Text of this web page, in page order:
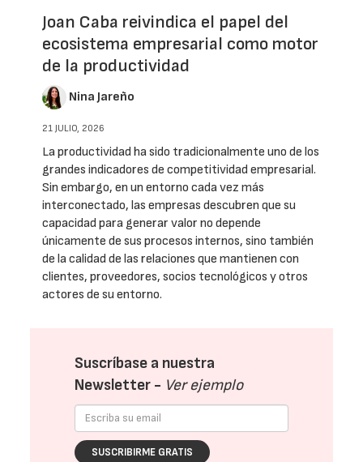
Joan Caba reivindica el papel del
ecosistema empresarial como motor
de la productividad
Nina Jareño
21 JULIO, 2026
La productividad ha sido tradicionalmente uno de los
grandes indicadores de competitividad empresarial.
Sin embargo, en un entorno cada vez más
interconectado, las empresas descubren que su
capacidad para generar valor no depende
únicamente de sus procesos internos, sino también
de la calidad de las relaciones que mantienen con
clientes, proveedores, socios tecnológicos y otros
actores de su entorno.
Suscríbase a nuestra
Newsletter - Ver ejemplo
SUSCRIBIRME GRATIS